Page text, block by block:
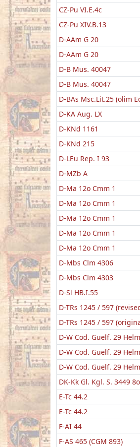
CZ-Pu VI.E.4c
CZ-Pu XIV.B.13
D-AAm G 20
D-AAm G 20
D-B Mus. 40047
D-B Mus. 40047
D-BAs Msc.Lit.25 (olim
D-KA Aug. LX
D-KNd 1161
D-KNd 215
D-LEu Rep. I 93
D-MZb A
D-Ma 12o Cmm 1
D-Ma 12o Cmm 1
D-Ma 12o Cmm 1
D-Ma 12o Cmm 1
D-Ma 12o Cmm 1
D-Mbs Clm 4306
D-Mbs Clm 4303
D-Sl HB.I.55
D-TRs 1245 / 597
D-TRs 1245 / 597
D-W Cod. Guelf. 29
D-W Cod. Guelf. 29
D-W Cod. Guelf. 29
DK-Kk Gl. Kgl. S. 3449
E-Tc 44.2
E-Tc 44.2
F-AI 44
F-AS 465 (CGM 893)